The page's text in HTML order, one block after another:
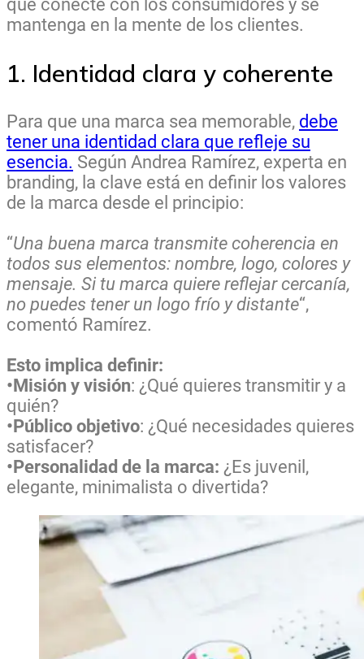
que conecte con los consumidores y se
mantenga en la mente de los clientes.
1. Identidad clara y coherente
Para que una marca sea memorable, debe
tener una identidad clara que refleje su
esencia. Según Andrea Ramírez, experta en
branding, la clave está en definir los valores
de la marca desde el principio:
“Una buena marca transmite coherencia en
todos sus elementos: nombre, logo, colores y
mensaje. Si tu marca quiere reflejar cercanía,
no puedes tener un logo frío y distante“,
comentó Ramírez.
Esto implica definir:
•Misión y visión: ¿Qué quieres transmitir y a
quién?
•Público objetivo: ¿Qué necesidades quieres
satisfacer?
•Personalidad de la marca: ¿Es juvenil,
elegante, minimalista o divertida?